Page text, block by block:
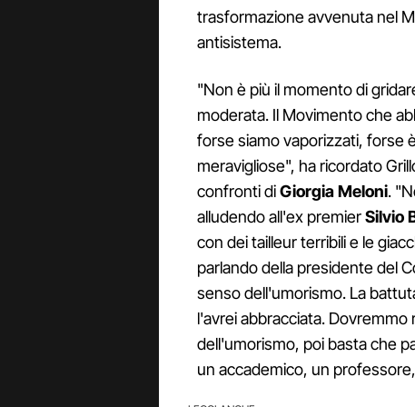
trasformazione avvenuta nel
antisistema.
"Non è più il momento di
moderata. Il Movimento che
forse siamo vaporizzati, forse
meravigliose", ha ricordato
confronti diGiorgia Meloni.
alludendo all'ex premierSilvio
con dei tailleur terribili e le
parlando della presidente del
senso dell'umorismo. La
l'avrei abbracciata.
dell'umorismo, poi basta che
un accademico, un